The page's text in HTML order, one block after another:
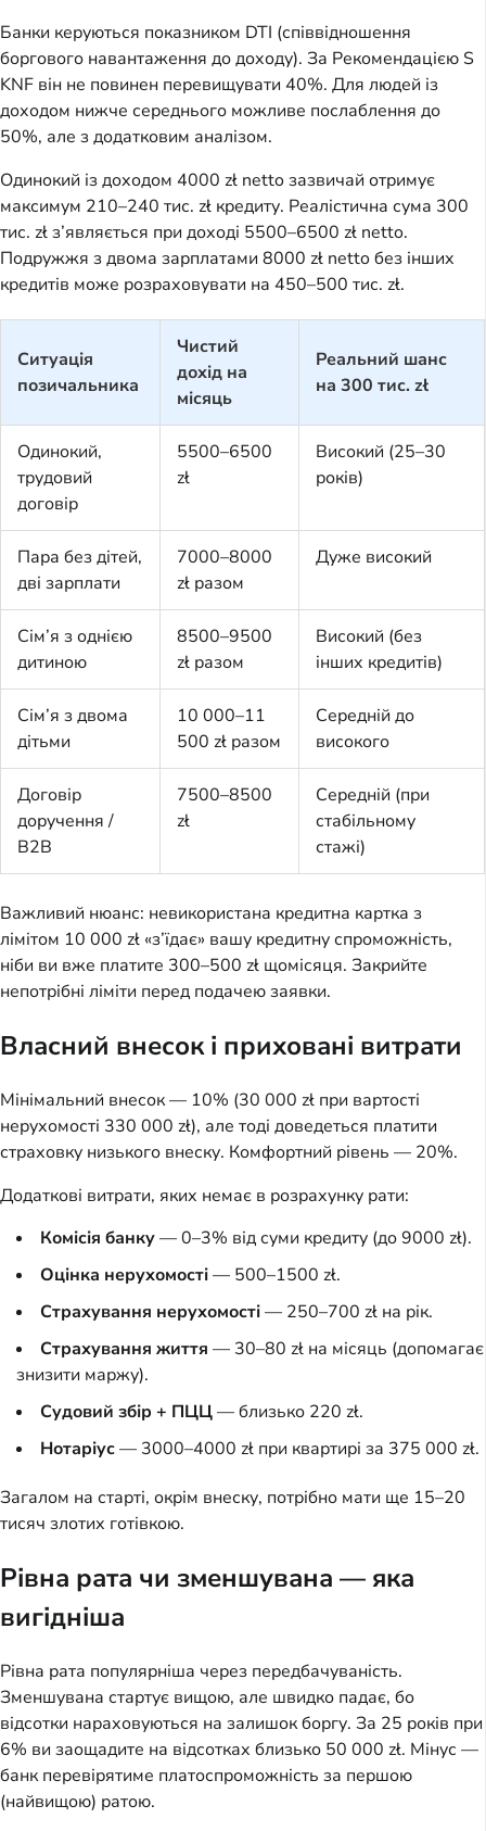
Банки керуються показником DTI (співвідношення
боргового навантаження до доходу). За Рекомендацією S
KNF він не повинен перевищувати 40%. Для людей із
доходом нижче середнього можливе послаблення до
50%, але з додатковим аналізом.
Одинокий із доходом 4000 zł netto зазвичай отримує
максимум 210–240 тис. zł кредиту. Реалістична сума 300
тис. zł з’являється при доході 5500–6500 zł netto.
Подружжя з двома зарплатами 8000 zł netto без інших
кредитів може розраховувати на 450–500 тис. zł.
Ситуація
позичальника
Чистий
дохід на
місяць
Реальний шанс
на 300 тис. zł
Одинокий,
трудовий
договір
5500–6500
zł
Високий (25–30
років)
Пара без дітей,
дві зарплати
7000–8000
zł разом
Дуже високий
Сім’я з однією
дитиною
8500–9500
zł разом
Високий (без
інших кредитів)
Сім’я з двома
дітьми
10 000–11
500 zł разом
Середній до
високого
Договір
доручення /
B2B
7500–8500
zł
Середній (при
стабільному
стажі)
Важливий нюанс: невикористана кредитна картка з
лімітом 10 000 zł «з’їдає» вашу кредитну спроможність,
ніби ви вже платите 300–500 zł щомісяця. Закрийте
непотрібні ліміти перед подачею заявки.
Власний внесок і приховані витрати
Мінімальний внесок — 10% (30 000 zł при вартості
нерухомості 330 000 zł), але тоді доведеться платити
страховку низького внеску. Комфортний рівень — 20%.
Додаткові витрати, яких немає в розрахунку рати:
Комісія банку— 0–3% від суми кредиту (до 9000 zł).
Оцінка нерухомості— 500–1500 zł.
Страхування нерухомості— 250–700 zł на рік.
Страхування життя — 30–80 zł на місяць (допомагає
знизити маржу).
Судовий збір + ПЦЦ— близько 220 zł.
Нотаріус— 3000–4000 zł при квартирі за 375 000 zł.
Загалом на старті, окрім внеску, потрібно мати ще 15–20
тисяч злотих готівкою.
Рівна рата чи зменшувана — яка
вигідніша
Рівна рата популярніша через передбачуваність.
Зменшувана стартує вищою, але швидко падає, бо
відсотки нараховуються на залишок боргу. За 25 років при
6% ви заощадите на відсотках близько 50 000 zł. Мінус —
банк перевірятиме платоспроможність за першою
(найвищою) ратою.